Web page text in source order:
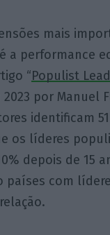
mais
a performance
“Populist
2023 por Manuel
identificam
os líderes
depois de 15
países com